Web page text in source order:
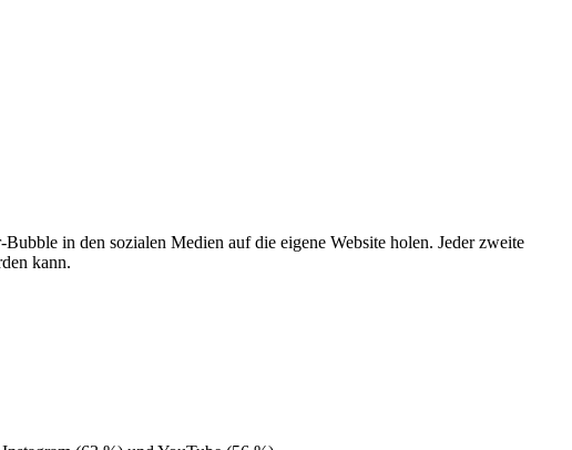
in den sozialen Medien auf die eigene Website holen. Jeder zweite
kann.